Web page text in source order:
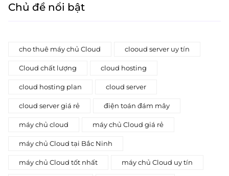
Chủ đề nổi bật
cho thuê máy chủ Cloud clooud server uy tín
Cloud chất lượng cloud hosting
cloud hosting plan cloud server
cloud server giá rẻ điện toán đám mây
máy chủ cloud máy chủ Cloud giá rẻ
máy chủ Cloud tại Bắc Ninh
máy chủ Cloud tốt nhất máy chủ Cloud uy tín